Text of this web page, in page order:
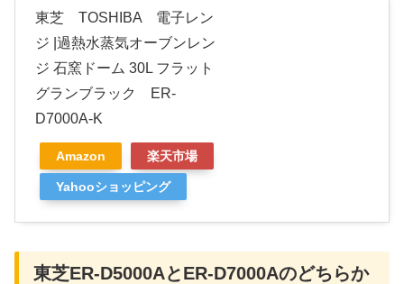
東芝 TOSHIBA 電子レン
ジ |過熱水蒸気オーブンレン
ジ 石窯ドーム 30L フラット
グランブラック ER-
D7000A-K
Amazon 楽天市場
Yahooショッピング
東芝ER-D5000AとER-D7000Aのどちらか